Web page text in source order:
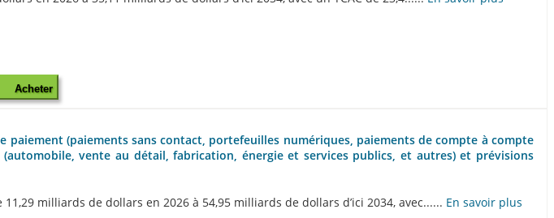
Acheter
(paiements sans contact, portefeuilles numériques, paiements de compte à compte
vente au détail, fabrication, énergie et services publics, et autres) et prévisions
milliards de dollars en 2026 à 54,95 milliards de dollars d’ici 2034, avec...... En savoir plus